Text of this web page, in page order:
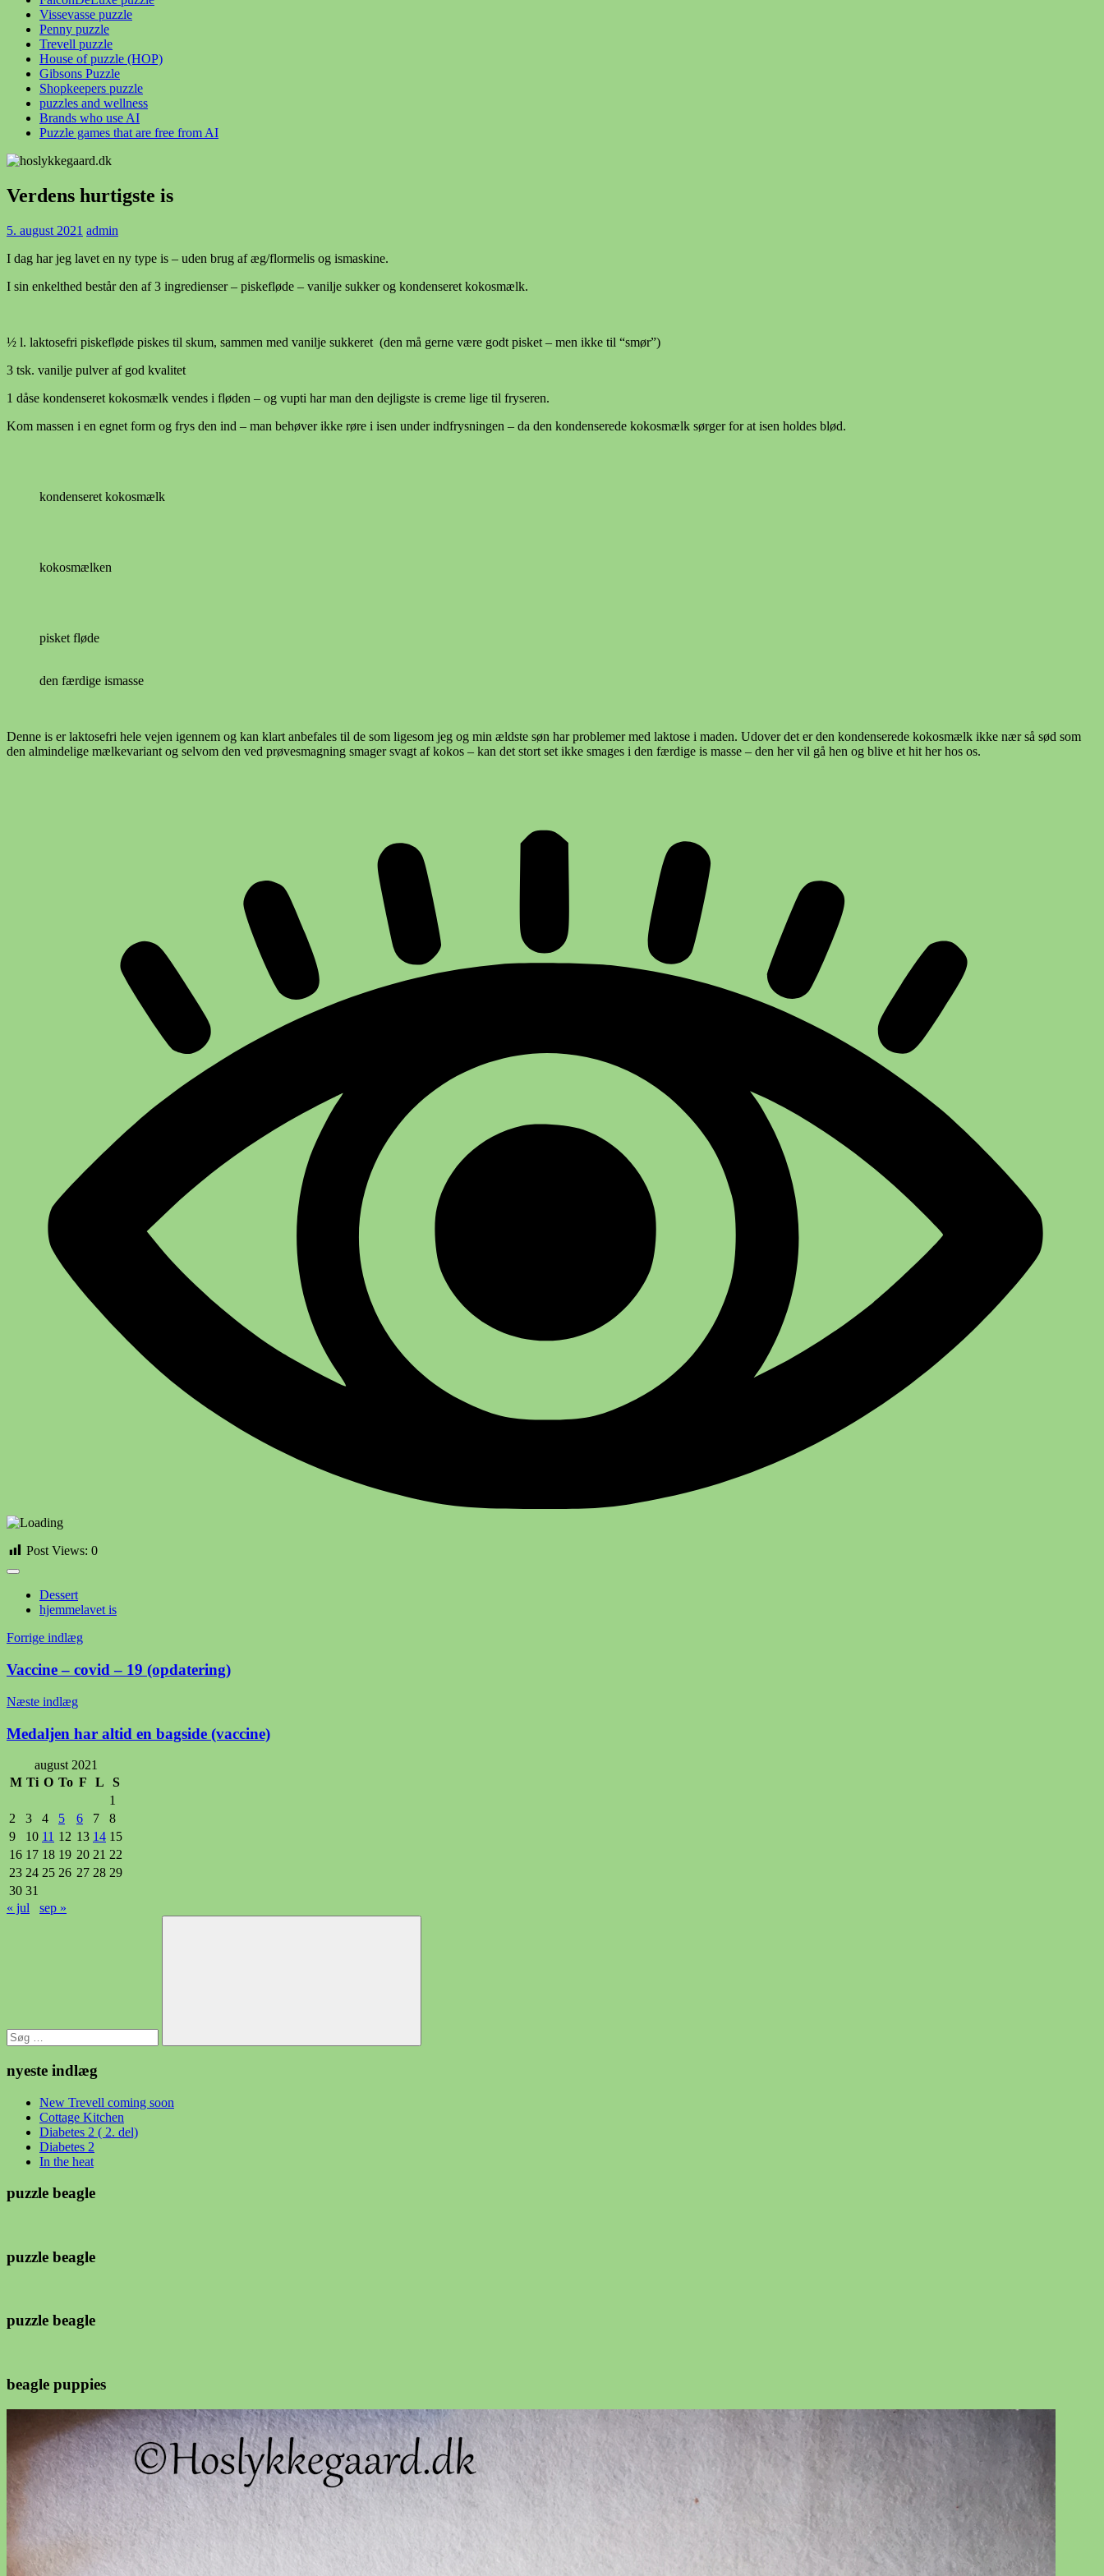
Vissevasse puzzle
Penny puzzle
Trevell puzzle
House of puzzle (HOP)
Gibsons Puzzle
Shopkeepers puzzle
puzzles and wellness
Brands who use AI
Puzzle games that are free from AI
Verdens hurtigste is
5. august 2021 admin
I dag har jeg lavet en ny type is – uden brug af æg/flormelis og ismaskine.
I sin enkelthed består den af 3 ingredienser – piskefløde – vanilje sukker og kondenseret kokosmælk.
½ l. laktosefri piskefløde piskes til skum, sammen med vanilje sukkeret (den må gerne være godt pisket – men ikke til “smør”)
3 tsk. vanilje pulver af god kvalitet
1 dåse kondenseret kokosmælk vendes i fløden – og vupti har man den dejligste is creme lige til fryseren.
Kom massen i en egnet form og frys den ind – man behøver ikke røre i isen under indfrysningen – da den kondenserede kokosmælk sørger for at isen holdes blød.
kondenseret kokosmælk
kokosmælken
pisket fløde
den færdige ismasse
Denne is er laktosefri hele vejen igennem og kan klart anbefales til de som ligesom jeg og min ældste søn har problemer med laktose i maden. Udover det er den kondenserede kokosmælk ikke nær så sød som
den almindelige mælkevariant og selvom den ved prøvesmagning smager svagt af kokos – kan det stort set ikke smages i den færdige is masse – den her vil gå hen og blive et hit her hos os.
Post Views: 0
Dessert
hjemmelavet is
Indlægsnavigation
Forrige indlæg
Vaccine – covid – 19 (opdatering)
Næste indlæg
Medaljen har altid en bagside (vaccine)
august 2021
M Ti O To F L
S
1
2
3 4 5 6 7
8
9
10 11 12 13 14 15
16 17 18 19 20 21 22
23 24 25 26 27 28 29
30 31
« jul
sep »
Søg
nyeste indlæg
New Trevell coming soon
Cottage Kitchen
Diabetes 2 ( 2. del)
Diabetes 2
In the heat
puzzle beagle
puzzle beagle
puzzle beagle
beagle puppies